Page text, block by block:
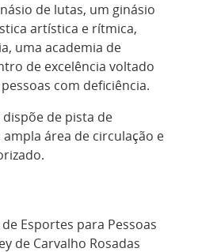
de lutas, um ginásio
artística e rítmica,
uma academia de
de excelência voltado
com deficiência.
de pista de
área de circulação e
Esportes para Pessoas
de Carvalho Rosadas